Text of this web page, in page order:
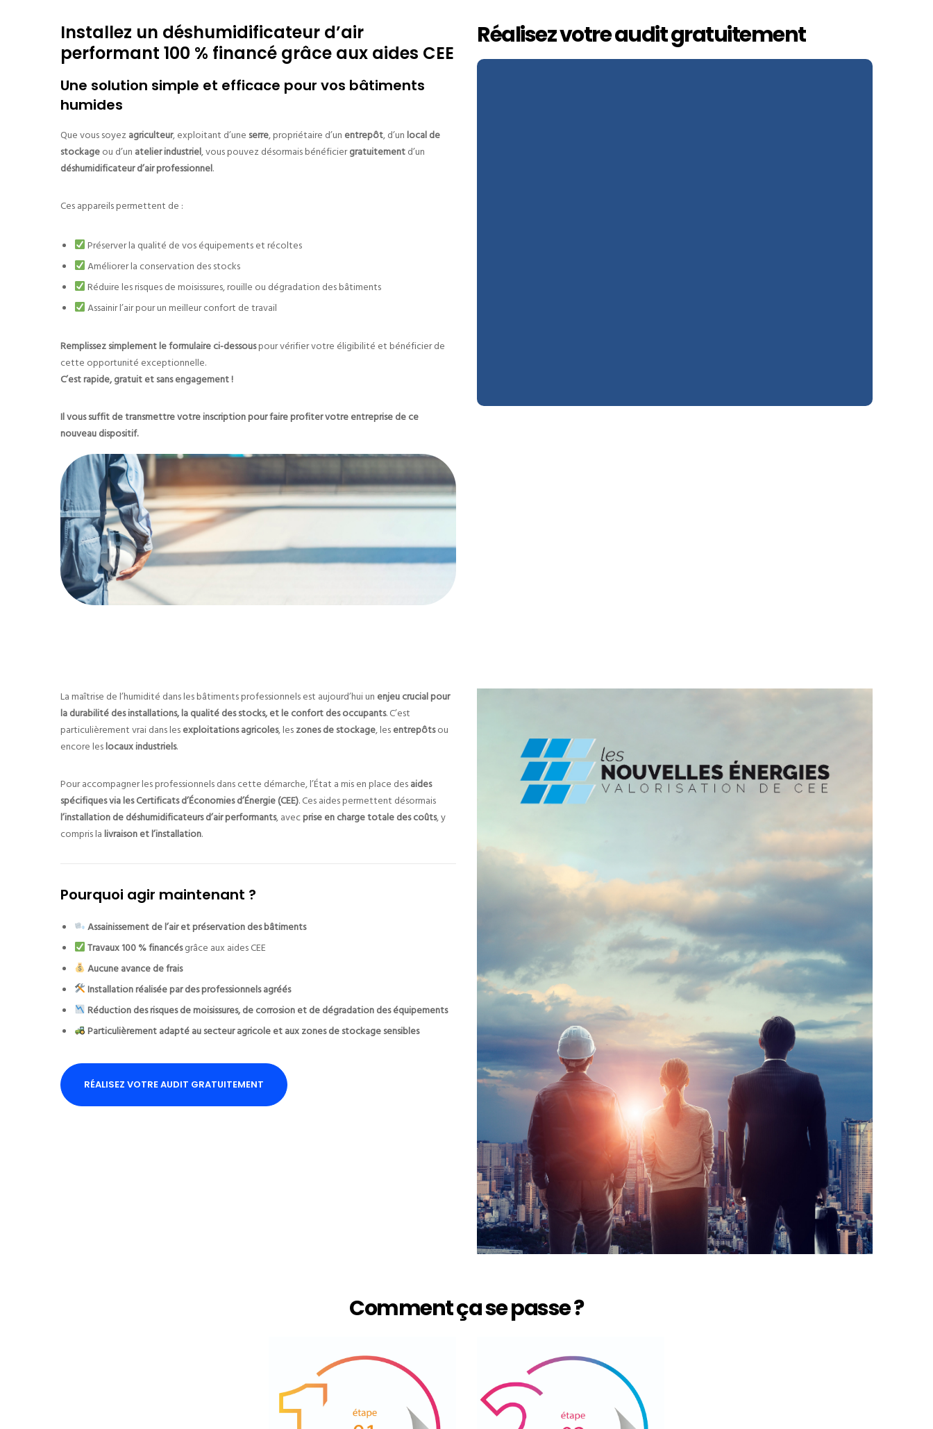
Installez un déshumidificateur d’air
performant 100 % financé grâce aux aides CEE
Une solution simple et efficace pour vos bâtiments
humides
Que vous soyezagriculteur, exploitant d’une serre, propriétaire d’un entrepôt, d’unlocal de
stockageou d’un atelier industriel, vous pouvez désormais bénéficiergratuitementd’un
déshumidificateur d’air professionnel.
Ces appareils permettent de :
Préserver la qualité de vos équipements et récoltes
Améliorer la conservation des stocks
Réduire les risques de moisissures, rouille ou dégradation des bâtiments
Assainir l’air pour un meilleur confort de travail
Remplissez simplement le formulaire ci-dessouspour vérifier votre éligibilité et bénéficier de
cette opportunité exceptionnelle.
C’est rapide, gratuit et sans engagement !
Il vous suffit de transmettre votre inscription pour faire profiter votre entreprise de ce
nouveau dispositif.
Réalisez votre audit gratuitement
La maîtrise de l’humidité dans les bâtiments professionnels est aujourd’hui un enjeu crucial pour
la durabilité des installations, la qualité des stocks, et le confort des occupants. C’est
particulièrement vrai dans lesexploitations agricoles, leszones de stockage, lesentrepôtsou
encore leslocaux industriels.
Pour accompagner les professionnels dans cette démarche, l’État a mis en place desaides
spécifiques via les Certificats d’Économies d’Énergie (CEE). Ces aides permettent désormais
l’installation de déshumidificateurs d’air performants, avecprise en charge totale des coûts, y
compris lalivraison et l’installation.
Pourquoi agir maintenant ?
Assainissement de l’air et préservation des bâtiments
Travaux 100 % financésgrâce aux aides CEE
Aucune avance de frais
Installation réalisée par des professionnels agréés
Réduction des risques de moisissures, de corrosion et de dégradation des équipements
Particulièrement adapté au secteur agricole et aux zones de stockage sensibles
RÉALISEZ VOTRE AUDIT GRATUITEMENT
Comment ça se passe ?